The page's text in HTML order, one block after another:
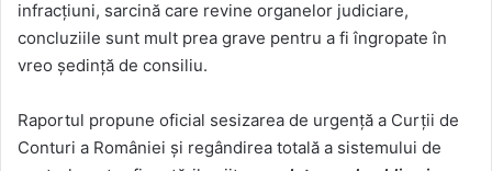
infracțiuni, sarcină care revine organelor judiciare,
concluziile sunt mult prea grave pentru a fi îngropate în
vreo ședință de consiliu.
Raportul propune oficial sesizarea de urgență a Curții de
Conturi a României și regândirea totală a sistemului de